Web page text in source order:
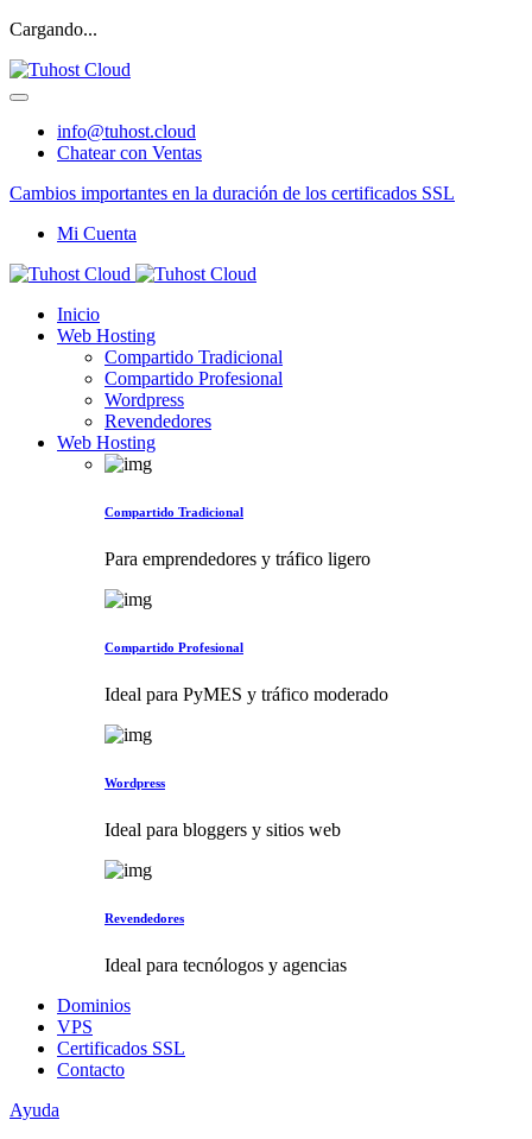
Cargando...
info@tuhost.cloud
Chatear con Ventas
Cambios importantes en la duración de los certificados SSL
Mi Cuenta
Inicio
Web Hosting
Compartido Tradicional
Compartido Profesional
Wordpress
Revendedores
Web Hosting
Compartido Tradicional
Para emprendedores y tráfico ligero
Compartido Profesional
Ideal para PyMES y tráfico moderado
Wordpress
Ideal para bloggers y sitios web
Revendedores
Ideal para tecnólogos y agencias
Dominios
VPS
Certificados SSL
Contacto
Ayuda